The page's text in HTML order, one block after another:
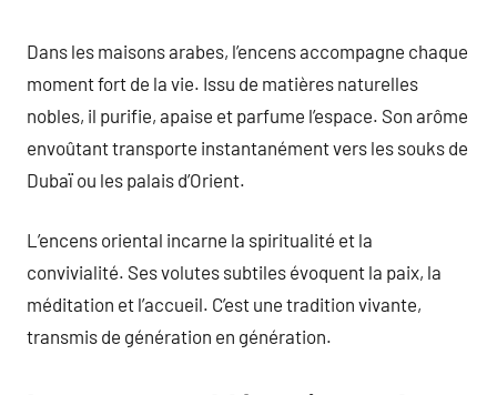
Dans les maisons arabes, l’encens accompagne chaque
moment fort de la vie. Issu de matières naturelles
nobles, il purifie, apaise et parfume l’espace. Son arôme
envoûtant transporte instantanément vers les souks de
Dubaï ou les palais d’Orient.
L’encens oriental incarne la spiritualité et la
convivialité. Ses volutes subtiles évoquent la paix, la
méditation et l’accueil. C’est une tradition vivante,
transmis de génération en génération.